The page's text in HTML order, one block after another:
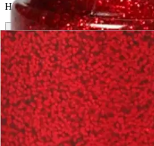
Hinta ilman S-Etukorttia: 6,95 €
Verkkokaupan hinta
Valitse toimitustapa
Nouto myymälästä
Ilmainen
Siirry valitsemaan myymälä
Kotiin
Ilmainen toimitus yli